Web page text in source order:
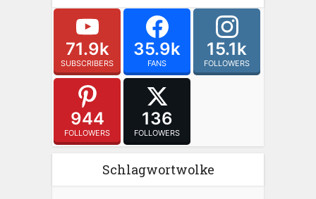
71.9k
SUBSCRIBERS
35.9k
FANS
15.1k
FOLLOWERS
944
FOLLOWERS
136
FOLLOWERS
Schlagwortwolke